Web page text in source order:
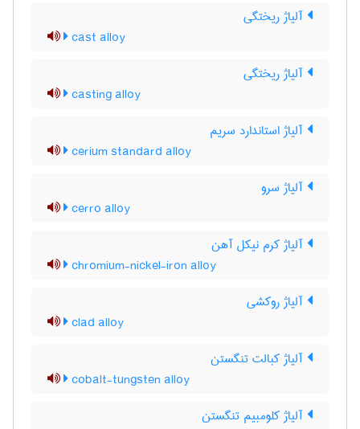
آلیاژ ریختگی
cast alloy
آلیاژ ریختگی
casting alloy
آلیاژ استاندارد سریم
cerium standard alloy
آلیاژ سرو
cerro alloy
آلیاژ کرم نیکل آهن
chromium-nickel-iron alloy
آلیاژ روکشی
clad alloy
آلیاژ کبالت تنگستن
cobalt-tungsten alloy
آلیاژ کلومبیم تنگستن